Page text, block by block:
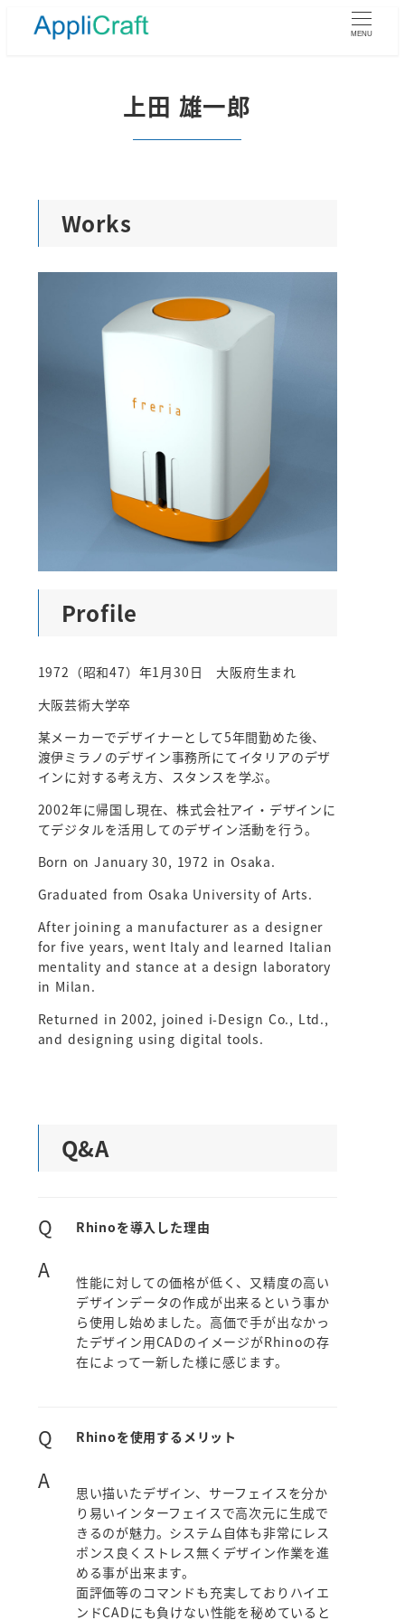
MENU
上田 雄一郎
Works
Profile
1972（昭和47）年1月30日 大阪府生まれ
大阪芸術大学卒
某メーカーでデザイナーとして5年間勤めた後、
渡伊ミラノのデザイン事務所にてイタリアのデザ
インに対する考え方、スタンスを学ぶ。
2002年に帰国し現在、株式会社アイ・デザインに
てデジタルを活用してのデザイン活動を行う。
Born on January 30, 1972 in Osaka.
Graduated from Osaka University of Arts.
After joining a manufacturer as a designer
for five years, went Italy and learned Italian
mentality and stance at a design laboratory
in Milan.
Returned in 2002, joined i-Design Co., Ltd.,
and designing using digital tools.
Q&A
Q Rhinoを導入した理由
A
性能に対しての価格が低く、又精度の高い
デザインデータの作成が出来るという事か
ら使用し始めました。高価で手が出なかっ
たデザイン用CADのイメージがRhinoの存
在によって一新した様に感じます。
Q Rhinoを使用するメリット
A
思い描いたデザイン、サーフェイスを分か
り易いインターフェイスで高次元に生成で
きるのが魅力。システム自体も非常にレス
ポンス良くストレス無くデザイン作業を進
める事が出来ます。
面評価等のコマンドも充実しておりハイエ
ンドCADにも負けない性能を秘めていると